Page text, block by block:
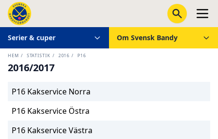
Serier & cuper Om Svensk Bandy
HEM / STATISTIK / 2016 / P16
2016/2017
P16 Kakservice Norra
P16 Kakservice Östra
P16 Kakservice Västra